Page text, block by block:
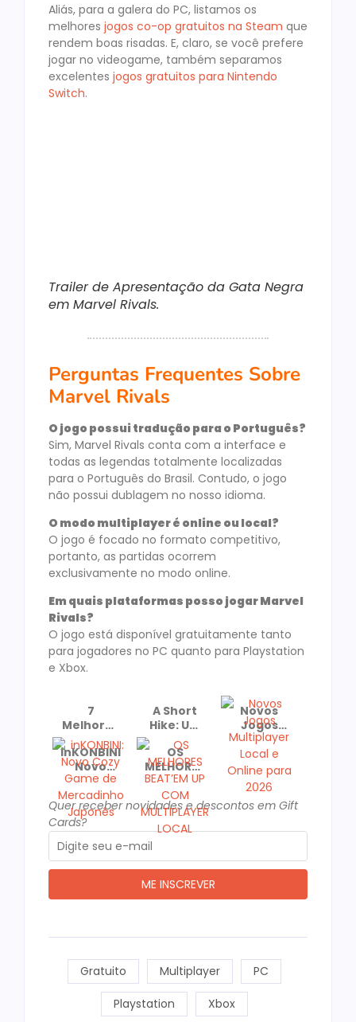
Aliás, para a galera do PC, listamos os
melhores jogos co-op gratuitos na Steam que
rendem boas risadas. E, claro, se você prefere
jogar no videogame, também separamos
excelentes jogos gratuitos para Nintendo
Switch.
Trailer de Apresentação da Gata Negra
em Marvel Rivals.
Perguntas Frequentes Sobre
Marvel Rivals
O jogo possui tradução para o Português?
Sim, Marvel Rivals conta com a interface e
todas as legendas totalmente localizadas
para o Português do Brasil. Contudo, o jogo
não possui dublagem no nosso idioma.
O modo multiplayer é online ou local?
O jogo é focado no formato competitivo,
portanto, as partidas ocorrem
exclusivamente no modo online.
Em quais plataformas posso jogar Marvel
Rivals?
O jogo está disponível gratuitamente tanto
para jogadores no PC quanto para Playstation
e Xbox.
7
Melhores
Jogos
para
Jogar de
Casal No
dia dos
Namorados
A Short
Hike: Um
Cozy
Game
Recomendado
e
Premiado!
Novos
Jogos
Multiplayer
Local e
Online
para
inKONBINI:
Novo
Cozy
Game de
Mercadinho
Japonês
OS
MELHORES
BEAT’EM
UP COM
MULTIPLAYER
LOCAL
Quer receber novidades e descontos em Gift
Cards?
Gratuito Multiplayer PC
Playstation Xbox